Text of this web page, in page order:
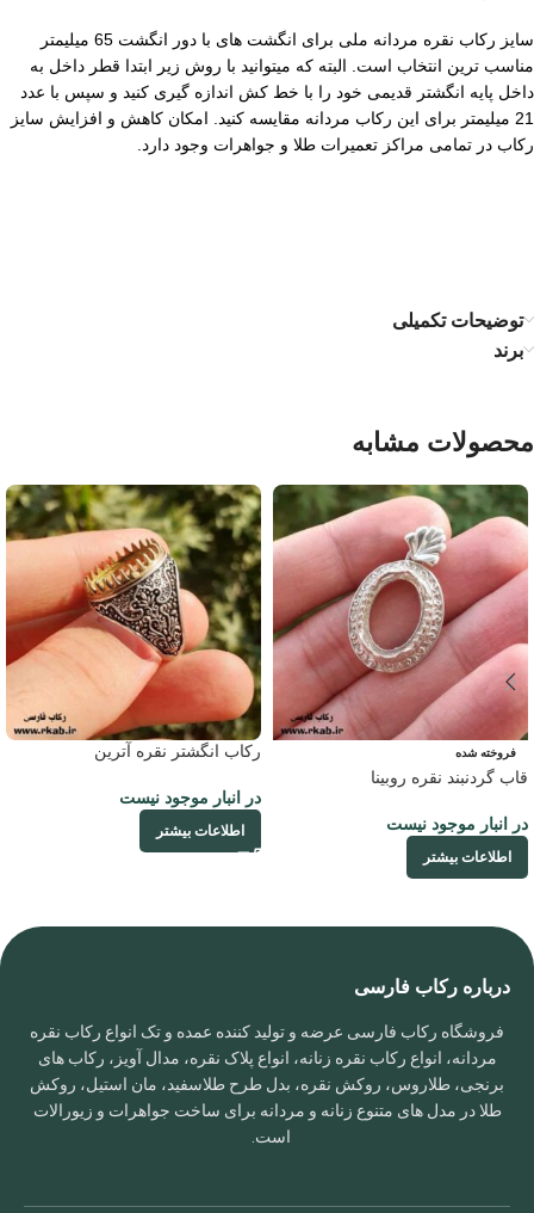
سایز رکاب نقره مردانه ملی برای انگشت های با دور انگشت 65 میلیمتر
مناسب ترین انتخاب است. البته که میتوانید با روش زیر ابتدا قطر داخل به
داخل پایه انگشتر قدیمی خود را با خط کش اندازه گیری کنید و سپس با عدد
21 میلیمتر برای این رکاب مردانه مقایسه کنید. امکان کاهش و افزایش سایز
رکاب در تمامی مراکز تعمیرات طلا و جواهرات وجود دارد.
توضیحات تکمیلی
برند
محصولات مشابه
فروخته شده
قاب گردنبند نقره روبینا
در انبار موجود نیست
اطلاعات بیشتر
رکاب انگشتر نقره آترین
در انبار موجود نیست
اطلاعات بیشتر
درباره رکاب فارسی
فروشگاه رکاب فارسی عرضه و تولید کننده عمده و تک انواع رکاب نقره
مردانه، انواع رکاب نقره زنانه، انواع پلاک نقره، مدال آویز، رکاب های
برنجی، طلاروس، روکش نقره، بدل طرح طلاسفید، مان استیل، روکش
طلا در مدل های متنوع زنانه و مردانه برای ساخت جواهرات و زیورالات
است.